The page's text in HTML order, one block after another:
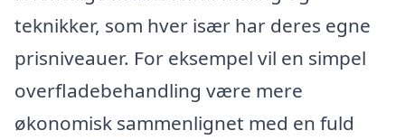
teknikker, som hver især har deres egne
prisniveauer. For eksempel vil en simpel
overfladebehandling være mere
økonomisk sammenlignet med en fuld